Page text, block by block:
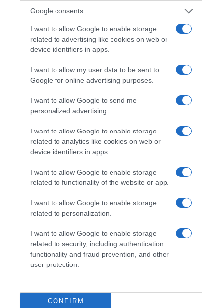
Google consents
I want to allow Google to enable storage
related to advertising like cookies on web or
device identifiers in apps.
I want to allow my user data to be sent to
Google for online advertising purposes.
I want to allow Google to send me
personalized advertising.
I want to allow Google to enable storage
related to analytics like cookies on web or
device identifiers in apps.
I want to allow Google to enable storage
related to functionality of the website or app.
I want to allow Google to enable storage
related to personalization.
I want to allow Google to enable storage
related to security, including authentication
functionality and fraud prevention, and other
user protection.
CONFIRM
Μνήμη στον Κόλπο της Γέρας
21/07/2026 - 9:08μμ
ΠΟΛΙΤΙΚΑ - ΜΙΚΡΑΣΙΑΤΙΚΑ
Το Σταυροδρόμι στην Πόλη αγκάλιασε παιδιά
21/07/2026 - 4:04μμ